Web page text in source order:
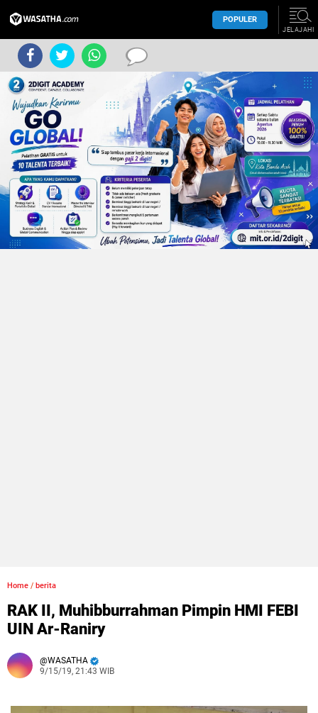
POPULER
JELAJAHI
Home / berita
RAK II, Muhibburrahman Pimpin HMI FEBI
UIN Ar-Raniry
WASATHA
9/15/19, 21:43 WIB